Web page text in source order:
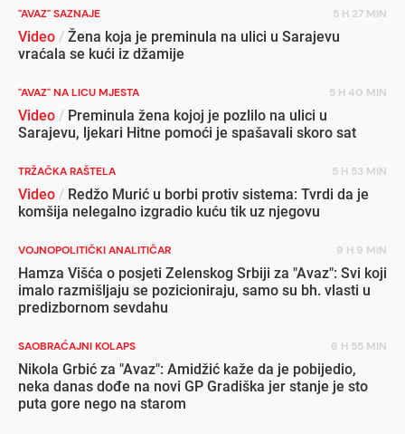
"AVAZ" SAZNAJE 5 H 27 MIN
Video / Žena koja je preminula na ulici u Sarajevu
vraćala se kući iz džamije
"AVAZ" NA LICU MJESTA 5 H 40 MIN
Video / Preminula žena kojoj je pozlilo na ulici u
Sarajevu, ljekari Hitne pomoći je spašavali skoro sat
TRŽAČKA RAŠTELA 5 H 53 MIN
Video / Redžo Murić u borbi protiv sistema: Tvrdi da je
komšija nelegalno izgradio kuću tik uz njegovu
VOJNOPOLITIČKI ANALITIČAR 9 H 9 MIN
Hamza Višća o posjeti Zelenskog Srbiji za "Avaz": Svi koji
imalo razmišljaju se pozicioniraju, samo su bh. vlasti u
predizbornom sevdahu
SAOBRAĆAJNI KOLAPS 6 H 55 MIN
Nikola Grbić za "Avaz": Amidžić kaže da je pobijedio,
neka danas dođe na novi GP Gradiška jer stanje je sto
puta gore nego na starom